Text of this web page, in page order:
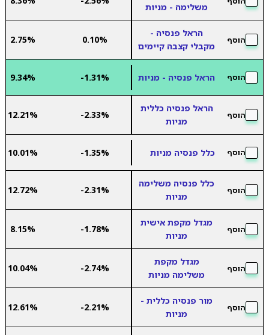
משלימה - מניות
הוסף
הראל פנסיה -
מקבלי קצבה קיימים
0.10%
2.75%
הוסף הראל פנסיה - מניות -1.31%
9.34%
הוסף
הראל פנסיה כללית
מניות
-2.33%
12.21%
הוסף כלל פנסיה מניות -1.35%
10.01%
הוסף
כלל פנסיה משלימה
מניות
-2.31%
12.72%
הוסף
מגדל מקפת אישית
מניות
-1.78%
8.15%
הוסף
מגדל מקפת
משלימה מניות
-2.74%
10.04%
הוסף
מור פנסיה כללית -
מניות
-2.21%
12.61%